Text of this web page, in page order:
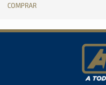
COMPRAR